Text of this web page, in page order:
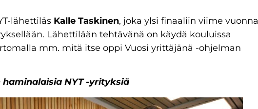
lähettiläs Kalle Taskinen, joka ylsi finaaliin viime vuonna
Lähettilään tehtävänä on käydä kouluissa
mm. mitä itse oppi Vuosi yrittäjänä -ohjelman
NYT -yrityksiä